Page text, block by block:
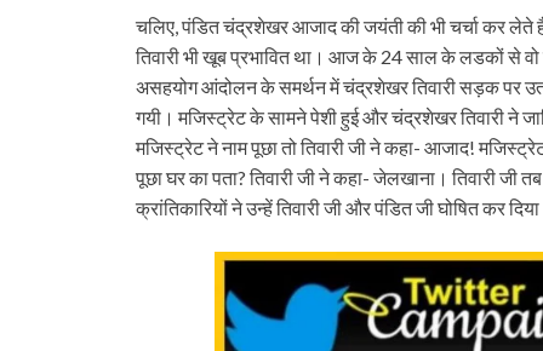
चलिए, पंडित चंद्रशेखर आजाद की जयंती की भी चर्चा कर
तिवारी भी खूब प्रभावित था। आज के 24 साल के लडकों से वो
असहयोग आंदोलन के समर्थन में चंद्रशेखर तिवारी सड़क पर
गयी। मजिस्ट्रेट के सामने पेशी हुई और चंद्रशेखर तिवारी ने
मजिस्ट्रेट ने नाम पूछा तो तिवारी जी ने कहा- आजाद!
पूछा घर का पता? तिवारी जी ने कहा- जेलखाना। तिवारी
क्रांतिकारियों ने उन्हें तिवारी जी और पंडित जी घोषित कर